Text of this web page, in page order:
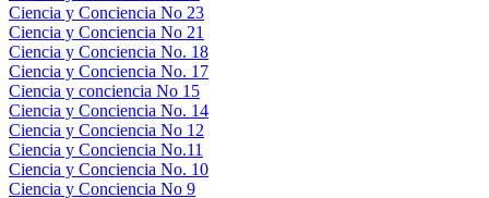
Ciencia y Conciencia No 23
Ciencia y Conciencia No 21
Ciencia y Conciencia No. 18
Ciencia y Conciencia No. 17
Ciencia y conciencia No 15
Ciencia y Conciencia No. 14
Ciencia y Conciencia No 12
Ciencia y Conciencia No.11
Ciencia y Conciencia No. 10
Ciencia y Conciencia No 9